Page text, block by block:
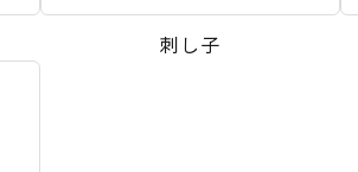
刺し子